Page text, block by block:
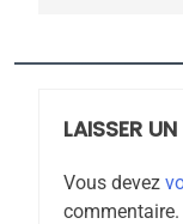
LAISSER
Vous devez
commentaire.
7